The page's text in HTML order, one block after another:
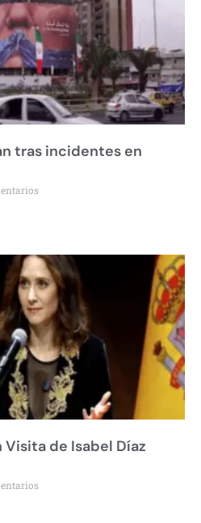
tras incidentes en
Visita de Isabel Díaz